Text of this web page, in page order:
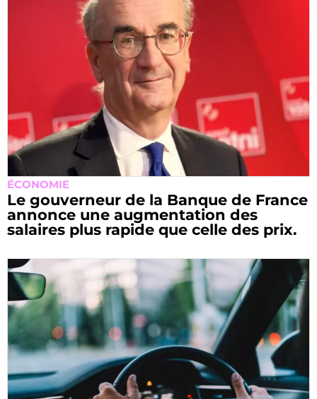
ÉCONOMIE
Le gouverneur de la Banque de France
annonce une augmentation des
salaires plus rapide que celle des prix.